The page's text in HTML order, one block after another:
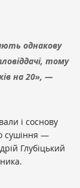
однакову
тому
на 20», —
і соснову
сушіння —
Глубіцький